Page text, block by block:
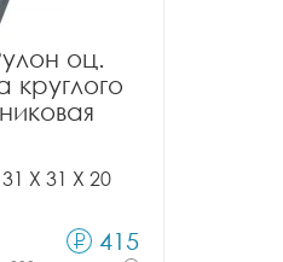
оц.
круглого
X 31 X 20
415